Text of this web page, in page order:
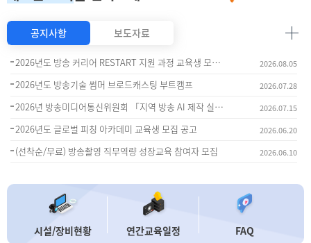
공지사항 보도자료
2026년도 방송 커리어 RESTART 지원 과정 교육생 모집(~8.17.) 2026.08.05
2026년도 방송기술 썸머 브로드캐스팅 부트캠프 2026.07.28
2026년 방송미디어통신위원회 「지역 방송 AI 제작 실증 지원」 사업자 모집 공고 2026.07.15
2026년도 글로벌 피칭 아카데미 교육생 모집 공고 2026.06.20
(선착순/무료) 방송촬영 직무역량 성장교육 참여자 모집 2026.06.10
시설/장비현황 연간교육일정 FAQ